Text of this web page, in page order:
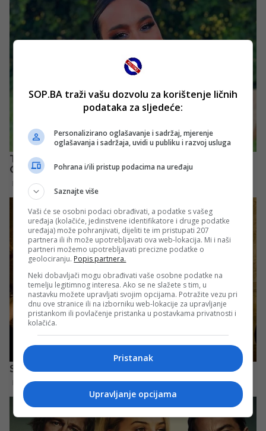
SOP.BA traži vašu dozvolu za korištenje ličnih
podataka za sljedeće:
Personalizirano oglašavanje i sadržaj, mjerenje
oglašavanja i sadržaja, uvidi u publiku i razvoj usluga
Pohrana i/ili pristup podacima na uređaju
Saznajte više
Vaši će se osobni podaci obrađivati, a podatke s vašeg
uređaja (kolačiće, jedinstvene identifikatore i druge podatke
uređaja) može pohranjivati, dijeliti te im pristupati 207
partnera ili ih može upotrebljavati ova web-lokacija. Mi i naši
partneri možemo upotrebljavati precizne podatke o
geolociranju. Popis partnera.
Neki dobavljači mogu obrađivati vaše osobne podatke na
temelju legitimnog interesa. Ako se ne slažete s tim, u
nastavku možete upravljati svojim opcijama. Potražite vezu pri
dnu ove stranice ili na izborniku web-lokacije za upravljanje
pristankom ili povlačenje pristanka u postavkama privatnosti i
kolačića.
Pristanak
Upravljanje opcijama